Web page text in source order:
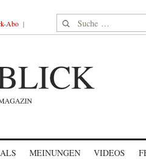
Abo Suche nach:
MEINUNGEN VIDEOS